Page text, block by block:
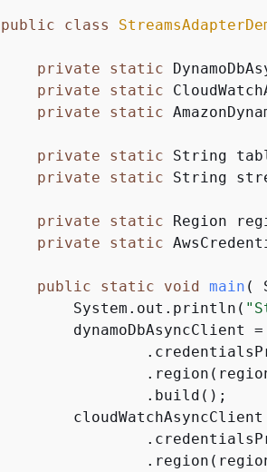
public class
private static
private
static
private
static
private static String
private
static String
private static Region
private
static
public static void main (
        System.out.println(
dynamoDbAsyncClient
                .build();